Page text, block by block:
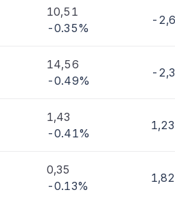
10,51
-0.35%
-
14,56
-0.49%
-
1,43
-0.41%
0,35
-0.13%